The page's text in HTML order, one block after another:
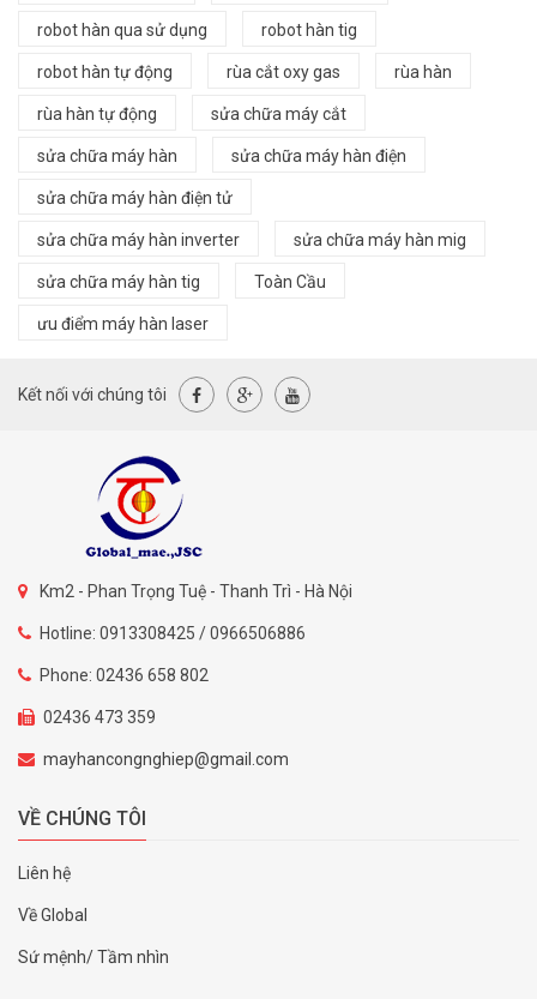
robot hàn qua sử dụng robot hàn tig
robot hàn tự động rùa cắt oxy gas rùa hàn
rùa hàn tự động sửa chữa máy cắt
sửa chữa máy hàn sửa chữa máy hàn điện
sửa chữa máy hàn điện tử
sửa chữa máy hàn inverter sửa chữa máy hàn mig
sửa chữa máy hàn tig Toàn Cầu
ưu điểm máy hàn laser
Kết nối với chúng tôi
Km2 - Phan Trọng Tuệ - Thanh Trì - Hà Nội
Hotline: 0913308425 / 0966506886
Phone: 02436 658 802
02436 473 359
mayhancongnghiep@gmail.com
VỀ CHÚNG TÔI
Liên hệ
Về Global
Sứ mệnh/ Tầm nhìn